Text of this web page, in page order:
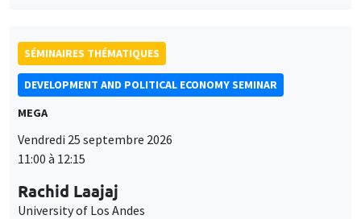
SÉMINAIRES THÉMATIQUES
DEVELOPMENT AND POLITICAL ECONOMY SEMINAR
MEGA
Vendredi 25 septembre 2026
11:00 à 12:15
Rachid Laajaj
University of Los Andes